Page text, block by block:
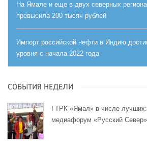
На Ямале и еще в двух северных
превысила 200 тысяч рублей
Импорт российской нефти в Индию
уровня с начала 2022 года
СОБЫТИЯ НЕДЕЛИ
ГТРК «Ямал» в числе
медиафорум «Русский